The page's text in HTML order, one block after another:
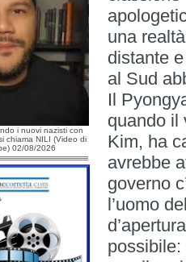
i nuovi nazisti con
chiama NILI (Video di
02/08/2026
una
distante
al Sud
Il
quando il
Kim, ha
avrebbe
governo
l’uomo
possibile: